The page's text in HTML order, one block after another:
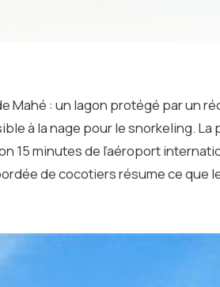
Mahé : un lagon protégé par un
à la nage pour le snorkeling. La
15 minutes de l’aéroport
de cocotiers résume ce que